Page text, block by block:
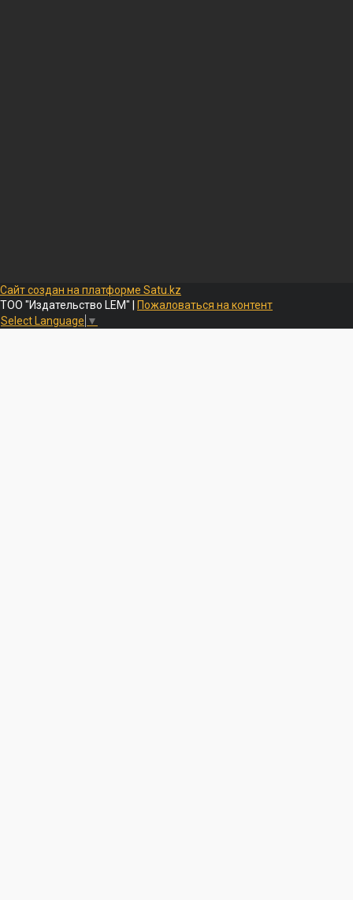
Сайт создан на платформе Satu.kz
ТОО "Издательство LEM" |
Пожаловаться на контент
Select Language ▼